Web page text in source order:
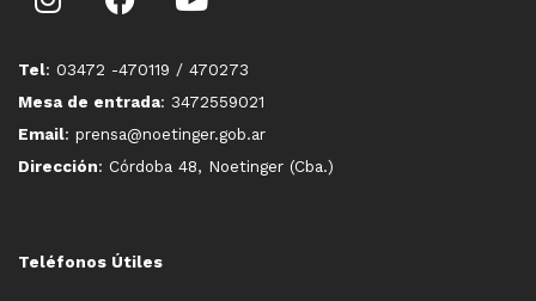
Tel: 03472 -470119 / 470273
Mesa de entrada: 3472559021
Email: prensa@noetinger.gob.ar
Dirección: Córdoba 48, Noetinger (Cba.)
Teléfonos Útiles